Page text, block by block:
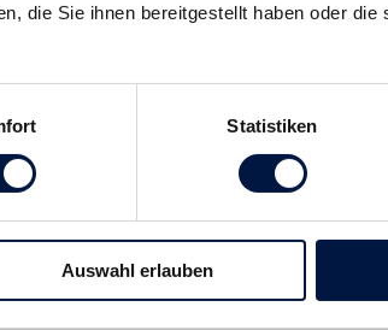
die Sie ihnen bereitgestellt haben oder
Statistiken
Auswahl erlauben